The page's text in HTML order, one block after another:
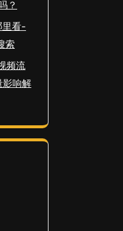
？
里看-
索
频流
影响解